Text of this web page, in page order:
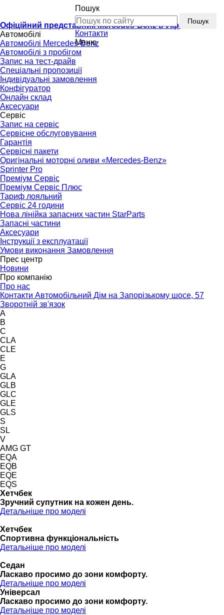
Офіційний представник Mercedes-Benz в Україні
Пошук
Пошук
Контакти
Меню
Автомобілі
Автомобілі Mercedes-Benz
Автомобілі з пробігом
Запис на тест-драйв
Спеціальні пропозиції
Індивідуальні замовлення
Конфігуратор
Онлайн склад
Аксесуари
Сервіс
Запис на сервіс
Сервісне обслуговування
Гарантія
Сервісні пакети
Оригінальні моторні оливи «Mercedes-Benz»
Sprinter Pro
Преміум Сервіс
Преміум Сервіс Плюс
Тариф лояльний
Сервіс 24 години
Нова лінійка запасних частин StarParts
Запасні частини
Аксесуари
Інструкції з експлуатації
Умови виконання Замовлення
Прес центр
Новини
Про компанію
Про нас
Контакти Автомобільний Дім на Запорізькому шосе, 57
Зворотній зв'язок
A
B
C
CLA
CLE
E
G
GLA
GLB
GLC
GLE
GLS
S
SL
V
AMG GT
EQA
EQB
EQE
EQS
Хетчбек
Зручний супутник на кожен день.
Детальніше про моделі
Хетчбек
Спортивна функціональність
Детальніше про моделі
Седан
Ласкаво просимо до зони комфорту.
Детальніше про моделі
Універсал
Ласкаво просимо до зони комфорту.
Детальніше про моделі